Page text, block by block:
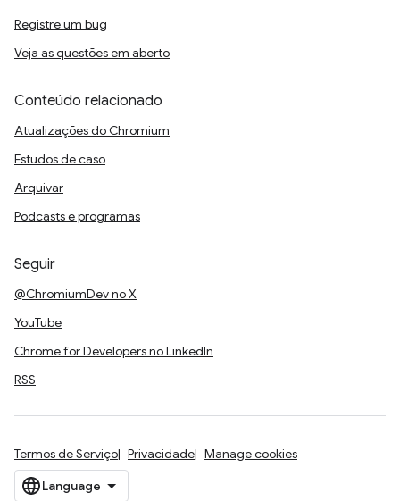
Registre um bug
Veja as questões em aberto
Conteúdo relacionado
Atualizações do Chromium
Estudos de caso
Arquivar
Podcasts e programas
Seguir
@ChromiumDev no X
YouTube
Chrome for Developers no LinkedIn
RSS
Termos de Serviço Privacidade Manage cookies